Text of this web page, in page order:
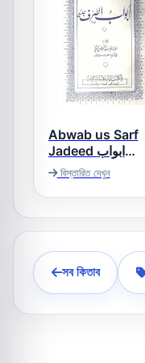
Abwab us Sarf
Jadeed ابواب
الصرف جدید
বিস্তারিত দেখুন
সব কিতাব